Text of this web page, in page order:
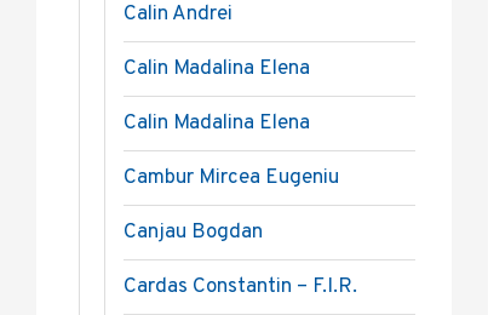
Calin Andrei
Calin Madalina Elena
Calin Madalina Elena
Cambur Mircea Eugeniu
Canjau Bogdan
Cardas Constantin – F.I.R.